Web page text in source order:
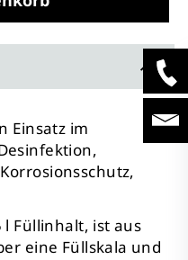
Einsatz im
Füllinhalt, ist aus
eine Füllskala und